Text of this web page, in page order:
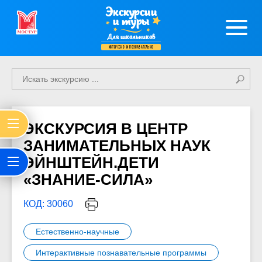
Экскурсии
и туры
Для школьников
интересно и познавательно
ЭКСКУРСИЯ В ЦЕНТР
ЗАНИМАТЕЛЬНЫХ НАУК
ЭЙНШТЕЙН.ДЕТИ
«ЗНАНИЕ-СИЛА»
КОД: 30060
Естественно-научные
Интерактивные познавательные программы